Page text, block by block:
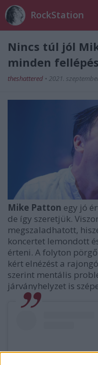
RockStation
Nincs túl jól
minden
theshattered • 2021.
Mike Patton egy jó
de így szeretjük.
megszaladhatott,
koncertet lemondott
érteni. A folyton
kért elnézést a
szerint mentális
járványhelyzet is